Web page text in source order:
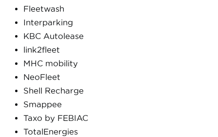
Fleetwash
Interparking
KBC Autolease
link2fleet
MHC mobility
NeoFleet
Shell Recharge
Smappee
Taxo by FEBIAC
TotalEnergies